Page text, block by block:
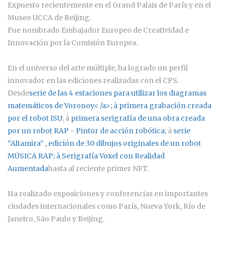
Expuesto recientemente en el Grand Palais de París y en el
Museo UCCA de Beijing.
Fue nombrado Embajador Europeo de Creatividad e
Innovación por la Comisión Europea.
En el universo del arte múltiple, ha logrado un perfil
innovador en las ediciones realizadas con el CPS.
Desdeserie de las 4 estaciones para utilizar los diagramas
matemáticos de Voronoy< /a>; à primera grabación creada
por el robot ISU; à primera serigrafía de una obra creada
por un robot RAP - Pintor de acción robótica; à serie
“Altamira” , edición de 30 dibujos originales de un robot
MÚSICA RAP; à Serigrafía Voxel con Realidad
Aumentadahasta al reciente primer NFT.
Ha realizado exposiciones y conferencias en importantes
ciudades internacionales como París, Nueva York, Río de
Janeiro, São Paulo y Beijing.